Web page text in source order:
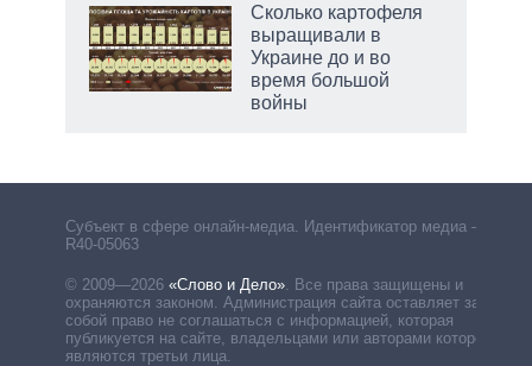
Сколько картофеля
выращивали в
Украине до и во
время большой
войны
Субъект в сфере онлайн-медиа. Идентификатор медиа –
R40-05063
© 2009—2026 «Слово и Дело» Все права защищены и
охраняются законом. Администрация сайта оставляет за
собой право не соглашаться с информацией, которая
публикуется на сайте, владельцами или авторами которой
являются третьи лица.